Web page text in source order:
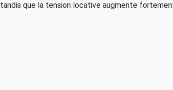
que la tension locative augmente